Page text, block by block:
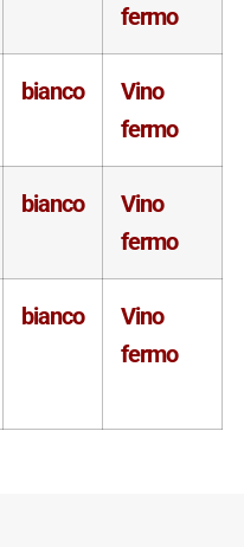
fermo
bianco
Vino
fermo
bianco
Vino
fermo
bianco
Vino
fermo